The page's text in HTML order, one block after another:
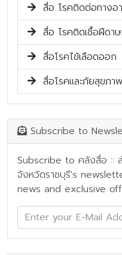
สื่อ โรคติดต่อทางอา
สื่อ โรคติดเชื้อฝีดา
สื่อโรคไข้เลือดออก
สื่อโรคและภัยสุขภา
Subscribe to
Subscribe to คลังสื่อ ::
จังหวัดราชบุรี's
news and exclusive